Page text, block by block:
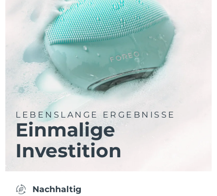
LEBENSLANGE ERGEBNISSE
Einmalige
Investition
Nachhaltig